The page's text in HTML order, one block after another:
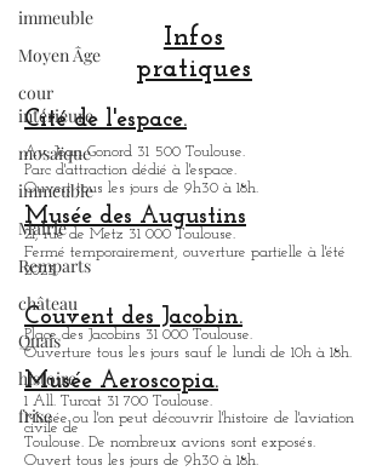
immeuble
Moyen Âge
cour
intérieure
mosaïque
immeuble
Mairie
Remparts
château
Quais
histoire
frise
entre l'Océan Atlantique et la mer
Méditerranée. Je vous propose ici, de partir
à la découverte de l'ensemble des sites
majeurs de cet ouvrage se trouvant dans
Toulouse. Ils sont tous chargés d'histoire et
mérite, si un jour vous venez visiter
Toulouse que vous
pratiques
Cité de l'espace.
Av. Jean Gonord 31 500 Toulouse.
Parc d'attraction dédié à l'espace.
Ouvert tous les jours de 9h30 à 18h.
Musée des Augustins
21, rue de Metz 31 000 Toulouse.
Fermé temporairement, ouverture partielle à l'été
2023.
Couvent des Jacobin.
Place des Jacobins 31 000 Toulouse.
Ouverture tous les jours sauf le lundi de 10h à 18h.
Musée Aeroscopia.
1 All. Turcat 31 700 Toulouse.